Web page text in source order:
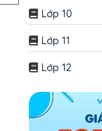
Lớp 10
Lớp 11
Lớp 12